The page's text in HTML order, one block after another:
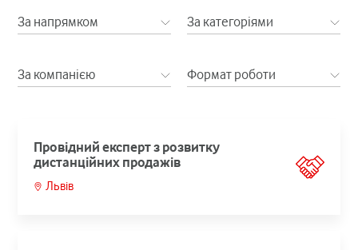
За напрямком За категоріями
За компанією Формат роботи
Провідний експерт з розвитку
дистанційних продажів
Львів